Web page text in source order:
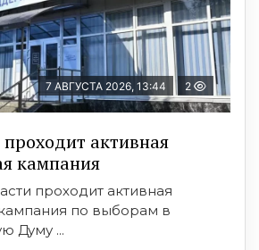
7 АВГУСТА 2026, 13:44 2
активная
кампания
проходит активная
по выборам в
Думу ...